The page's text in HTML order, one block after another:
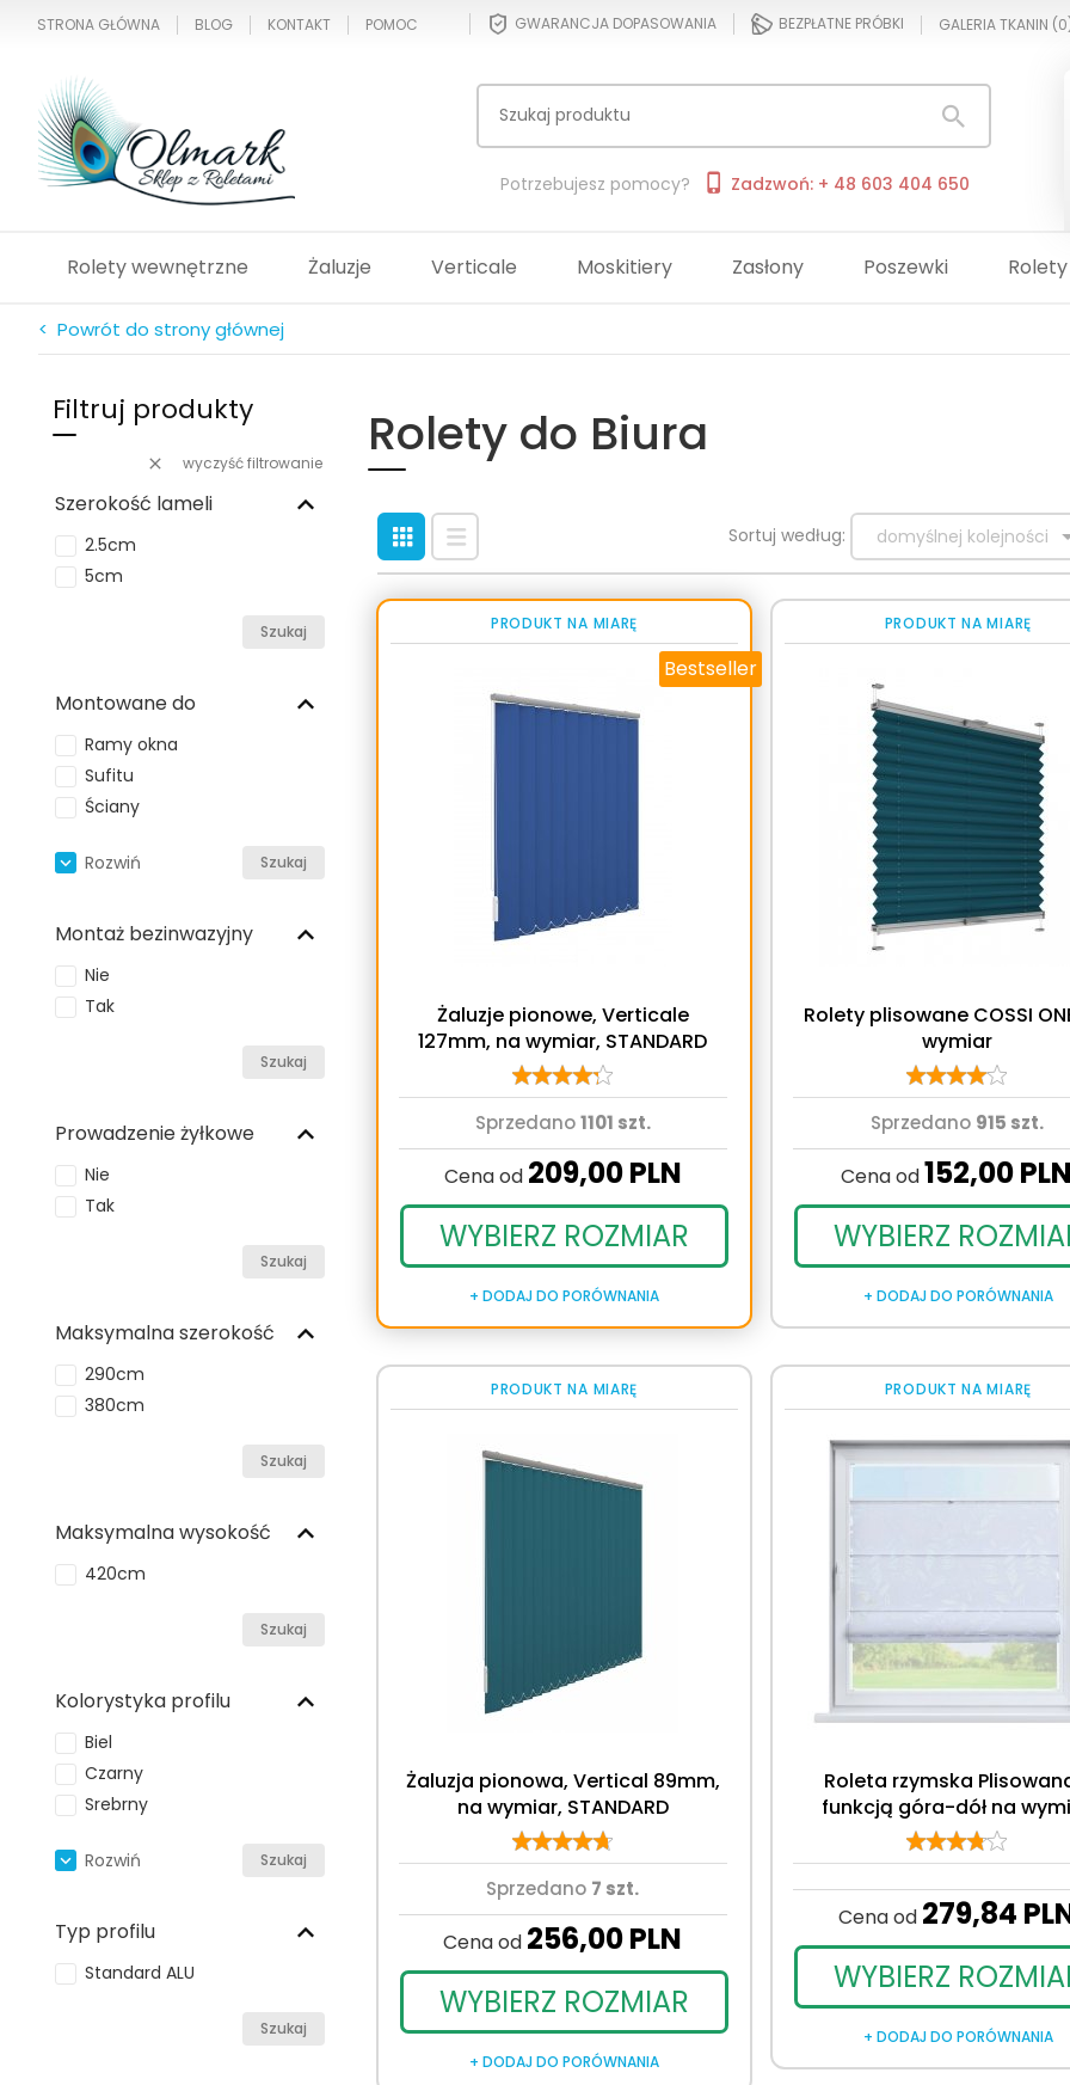
STRONA GŁÓWNA BLOG KONTAKT POMOC GWARANCJA DOPASOWANIA BEZPŁATNE PRÓBKI GALERIA TKANIN (0
Potrzebujesz pomocy? Zadzwoń: + 48 603 404 650
Rolety wewnętrzne Żaluzje Verticale Moskitiery Zasłony Poszewki
< Powrót do strony głównej
Filtruj produkty
wyczyść filtrowanie
Szerokość lameli
2.5cm
5cm
Szukaj
Montowane do
Ramy okna
Sufitu
Ściany
Rozwiń Szukaj
Montaż bezinwazyjny
Nie
Tak
Szukaj
Prowadzenie żyłkowe
Nie
Tak
Szukaj
Maksymalna szerokość
290cm
380cm
Szukaj
Maksymalna wysokość
420cm
Szukaj
Kolorystyka profilu
Biel
Czarny
Srebrny
Rozwiń Szukaj
Typ profilu
Standard ALU
Szukaj
Rolety do Biura
Sortuj według: sort
domyślnej kolejności
PRODUKT NA MIARĘ
Żaluzje pionowe, Verticale
127mm, na wymiar, STANDARD
Sprzedano1101 szt.
Cena od 209,00PLN
WYBIERZ ROZMIAR
+ DODAJ DO PORÓWNANIA
Bestseller
PRODUKT NA MIARĘ
Rolety plisowane COSSI
wymiar
Sprzedano 915 szt.
Cena od152,00
WYBIERZ
+ DODAJ DO PORÓWNANIA
PRODUKT NA MIARĘ
Żaluzja pionowa, Vertical 89mm,
na wymiar, STANDARD
Sprzedano 7 szt.
Cena od 256,00PLN
WYBIERZ ROZMIAR
+ DODAJ DO PORÓWNANIA
PRODUKT NA MIARĘ
Roleta rzymska
funkcją góra-dół na
Cena od 279,84
WYBIERZ
+ DODAJ DO PORÓWNANIA